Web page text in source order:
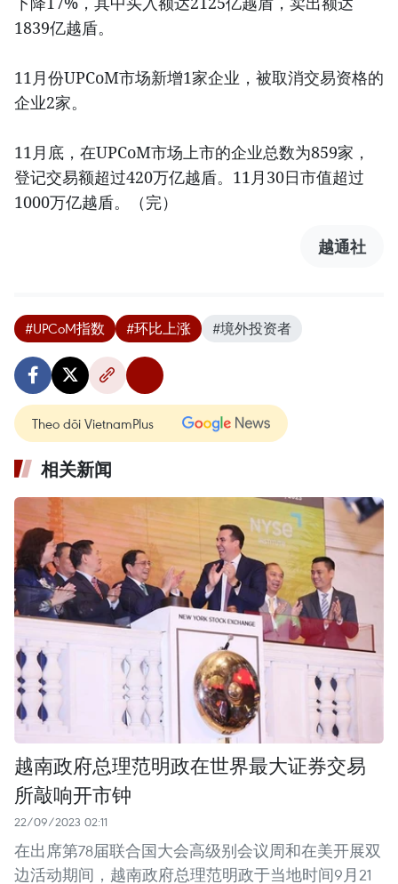
1839亿越盾。
11月份UPCoM市场新增1家企业，被取消交易资格的
企业2家。
11月底，在UPCoM市场上市的企业总数为859家，
登记交易额超过420万亿越盾。11月30日市值超过
1000万亿越盾。（完）
越通社
#UPCoM指数 #环比上涨 #境外投资者
Theo dõi VietnamPlus
相关新闻
越南政府总理范明政在世界最大证券交易
所敲响开市钟
22/09/2023 02:11
在出席第78届联合国大会高级别会议周和在美开展双
边活动期间，越南政府总理范明政于当地时间9月21